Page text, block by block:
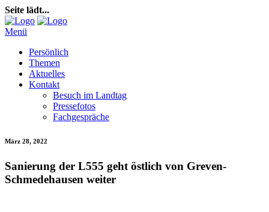
Seite lädt...
Menü
Persönlich
Themen
Aktuelles
Kontakt
Besuch im Landtag
Pressefotos
Fachgespräche
März 28, 2022
Sanierung der L555 geht östlich von Greven-
Schmedehausen weiter